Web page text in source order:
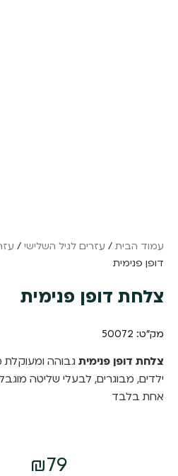
עמוד הבית / עזרים לגיל השלישי /
דופן פנימית
צלחת דופן פנימית
מק"ט: 50072
צלחת דופן פנימית גבוהה ומעוקלת
ילדים, מבוגרים, לבעלי שליטה
אחת בלבד
₪79